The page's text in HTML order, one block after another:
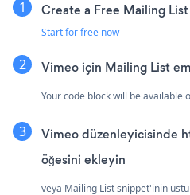
Create a Free Mailing
Start for free now
Vimeo için Mailing List
Your code block will be available
Vimeo düzenleyicisinde
öğesini ekleyin
veya Mailing List snippet'inin